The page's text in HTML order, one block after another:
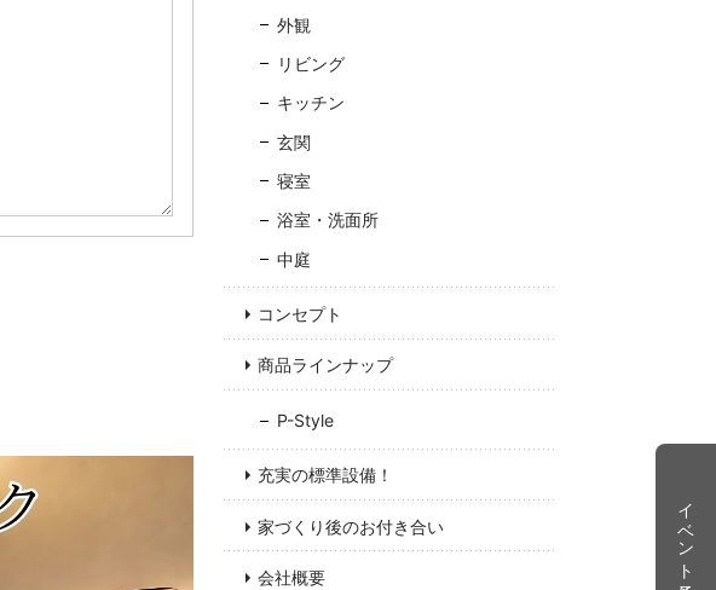
外観
リビング
キッチン
玄関
寝室
浴室・洗面所
中庭
コンセプト
商品ラインナップ
P-Style
充実の標準設備！
家づくり後のお付き合い
会社概要
イベント予約